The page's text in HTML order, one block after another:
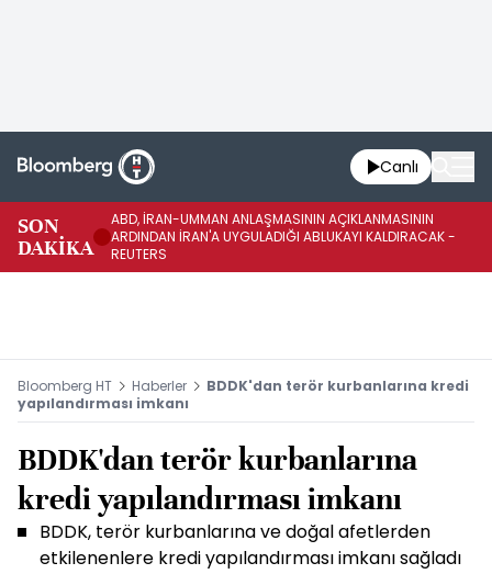
Canlı
SON
DAKİKA
ABD, İRAN-UMMAN ANLAŞMASININ AÇIKLANMASININ
ARDINDAN İRAN'A UYGULADIĞI ABLUKAYI KALDIRACAK -
REUTERS
Bloomberg HT Haberler
BDDK'dan terör kurbanlarına kredi
yapılandırması imkanı
BDDK'dan terör kurbanlarına
kredi yapılandırması imkanı
BDDK, terör kurbanlarına ve doğal afetlerden
etkilenenlere kredi yapılandırması imkanı sağladı